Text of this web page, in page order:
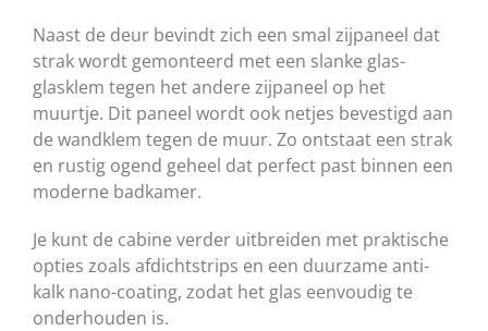
Naast de deur bevindt zich een smal zijpaneel dat
strak wordt gemonteerd met een slanke glas-
glasklem tegen het andere zijpaneel op het
muurtje. Dit paneel wordt ook netjes bevestigd aan
de wandklem tegen de muur. Zo ontstaat een strak
en rustig ogend geheel dat perfect past binnen een
moderne badkamer.
Je kunt de cabine verder uitbreiden met praktische
opties zoals afdichtstrips en een duurzame anti-
kalk nano-coating, zodat het glas eenvoudig te
onderhouden is.